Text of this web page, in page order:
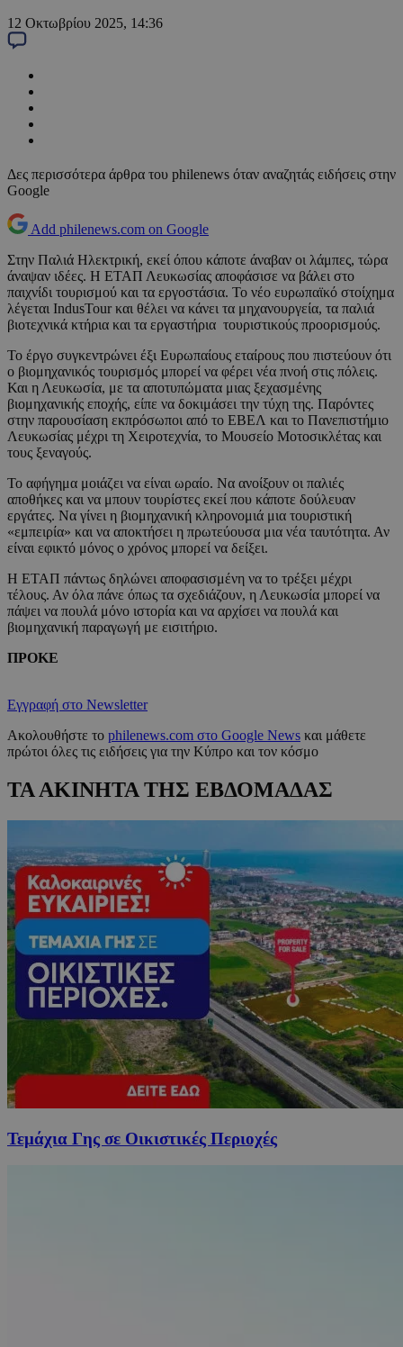
12 Οκτωβρίου 2025, 14:36
Δες περισσότερα άρθρα του philenews όταν αναζητάς ειδήσεις στην
Google
Add philenews.com on Google
Στην Παλιά Ηλεκτρική, εκεί όπου κάποτε άναβαν οι λάμπες, τώρα
άναψαν ιδέες. Η ΕΤΑΠ Λευκωσίας αποφάσισε να βάλει στο
παιχνίδι τουρισμού και τα εργοστάσια. Το νέο ευρωπαϊκό στοίχημα
λέγεται IndusTour και θέλει να κάνει τα μηχανουργεία, τα παλιά
βιοτεχνικά κτήρια και τα εργαστήρια τουριστικούς προορισμούς.
Το έργο συγκεντρώνει έξι Ευρωπαίους εταίρους που πιστεύουν ότι
ο βιομηχανικός τουρισμός μπορεί να φέρει νέα πνοή στις πόλεις.
Και η Λευκωσία, με τα αποτυπώματα μιας ξεχασμένης
βιομηχανικής εποχής, είπε να δοκιμάσει την τύχη της. Παρόντες
στην παρουσίαση εκπρόσωποι από το ΕΒΕΛ και το Πανεπιστήμιο
Λευκωσίας μέχρι τη Χειροτεχνία, το Μουσείο Μοτοσικλέτας και
τους ξεναγούς.
Το αφήγημα μοιάζει να είναι ωραίο. Να ανοίξουν οι παλιές
αποθήκες και να μπουν τουρίστες εκεί που κάποτε δούλευαν
εργάτες. Να γίνει η βιομηχανική κληρονομιά μια τουριστική
«εμπειρία» και να αποκτήσει η πρωτεύουσα μια νέα ταυτότητα. Αν
είναι εφικτό μόνος ο χρόνος μπορεί να δείξει.
Η ΕΤΑΠ πάντως δηλώνει αποφασισμένη να το τρέξει μέχρι
τέλους. Αν όλα πάνε όπως τα σχεδιάζουν, η Λευκωσία μπορεί να
πάψει να πουλά μόνο ιστορία και να αρχίσει να πουλά και
βιομηχανική παραγωγή με εισιτήριο.
ΠΡΟΚΕ
Εγγραφή στο Newsletter
Ακολουθήστε το philenews.com στο Google News και μάθετε
πρώτοι όλες τις ειδήσεις για την Κύπρο και τον κόσμο
ΤΑ ΑΚΙΝΗΤΑ ΤΗΣ ΕΒΔΟΜΑΔΑΣ
Τεμάχια Γης σε Οικιστικές Περιοχές